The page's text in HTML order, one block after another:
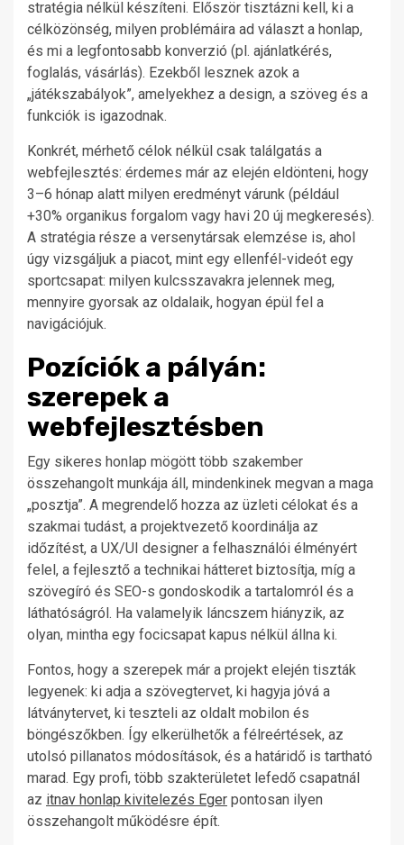
stratégia nélkül készíteni. Először tisztázni kell, ki a
célközönség, milyen problémáira ad választ a honlap,
és mi a legfontosabb konverzió (pl. ajánlatkérés,
foglalás, vásárlás). Ezekből lesznek azok a
„játékszabályok”, amelyekhez a design, a szöveg és a
funkciók is igazodnak.
Konkrét, mérhető célok nélkül csak találgatás a
webfejlesztés: érdemes már az elején eldönteni, hogy
3–6 hónap alatt milyen eredményt várunk (például
+30% organikus forgalom vagy havi 20 új megkeresés).
A stratégia része a versenytársak elemzése is, ahol
úgy vizsgáljuk a piacot, mint egy ellenfél-videót egy
sportcsapat: milyen kulcsszavakra jelennek meg,
mennyire gyorsak az oldalaik, hogyan épül fel a
navigációjuk.
Pozíciók a pályán:
szerepek a
webfejlesztésben
Egy sikeres honlap mögött több szakember
összehangolt munkája áll, mindenkinek megvan a maga
„posztja”. A megrendelő hozza az üzleti célokat és a
szakmai tudást, a projektvezető koordinálja az
időzítést, a UX/UI designer a felhasználói élményért
felel, a fejlesztő a technikai hátteret biztosítja, míg a
szövegíró és SEO-s gondoskodik a tartalomról és a
láthatóságról. Ha valamelyik láncszem hiányzik, az
olyan, mintha egy focicsapat kapus nélkül állna ki.
Fontos, hogy a szerepek már a projekt elején tiszták
legyenek: ki adja a szövegtervet, ki hagyja jóvá a
látványtervet, ki teszteli az oldalt mobilon és
böngészőkben. Így elkerülhetők a félreértések, az
utolsó pillanatos módosítások, és a határidő is tartható
marad. Egy profi, több szakterületet lefedő csapatnál
az itnav honlap kivitelezés Eger pontosan ilyen
összehangolt működésre épít.